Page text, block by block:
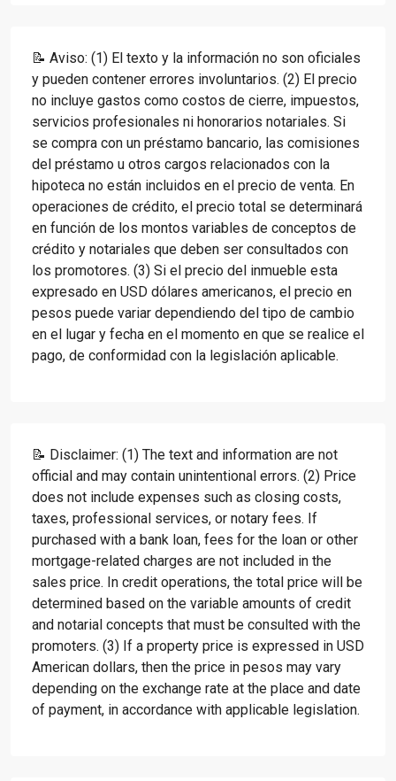
📝 Aviso: (1) El texto y la información no son oficiales
y pueden contener errores involuntarios. (2) El precio
no incluye gastos como costos de cierre, impuestos,
servicios profesionales ni honorarios notariales. Si
se compra con un préstamo bancario, las comisiones
del préstamo u otros cargos relacionados con la
hipoteca no están incluidos en el precio de venta. En
operaciones de crédito, el precio total se determinará
en función de los montos variables de conceptos de
crédito y notariales que deben ser consultados con
los promotores. (3) Si el precio del inmueble esta
expresado en USD dólares americanos, el precio en
pesos puede variar dependiendo del tipo de cambio
en el lugar y fecha en el momento en que se realice el
pago, de conformidad con la legislación aplicable.
📝 Disclaimer: (1) The text and information are not
official and may contain unintentional errors. (2) Price
does not include expenses such as closing costs,
taxes, professional services, or notary fees. If
purchased with a bank loan, fees for the loan or other
mortgage-related charges are not included in the
sales price. In credit operations, the total price will be
determined based on the variable amounts of credit
and notarial concepts that must be consulted with the
promoters. (3) If a property price is expressed in USD
American dollars, then the price in pesos may vary
depending on the exchange rate at the place and date
of payment, in accordance with applicable legislation.